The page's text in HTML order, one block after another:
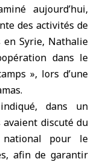
aujourd’hui,
des activités de
en Syrie, Nathalie
dans le
», lors d’une
dans un
discuté du
national pour le
afin de garantir